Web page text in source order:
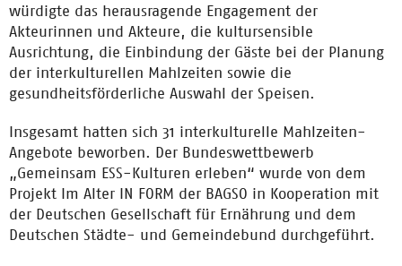
würdigte das herausragende Engagement der
Akteurinnen und Akteure, die kultursensible
Ausrichtung, die Einbindung der Gäste bei der Planung
der interkulturellen Mahlzeiten sowie die
gesundheitsförderliche Auswahl der Speisen.
Insgesamt hatten sich 31 interkulturelle Mahlzeiten-
Angebote beworben. Der Bundeswettbewerb
„Gemeinsam ESS-Kulturen erleben“ wurde von dem
Projekt Im Alter IN FORM der BAGSO in Kooperation mit
der Deutschen Gesellschaft für Ernährung und dem
Deutschen Städte- und Gemeindebund durchgeführt.